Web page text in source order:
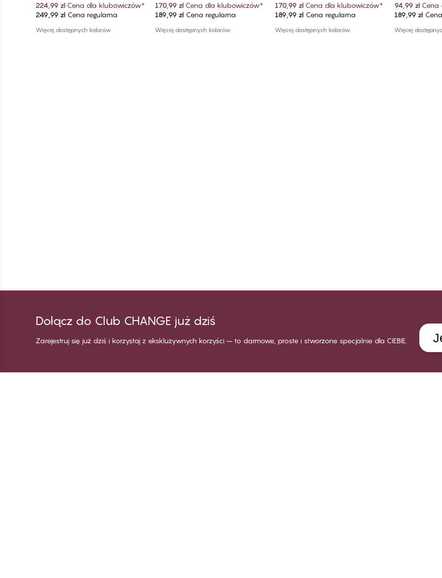
Dodaj do koszyka
224,99 zł Cena dla klubowiczów*
249,99 zł Cena regularna
Więcej dostępnych kolorów
Dodaj do koszyka
170,99 zł Cena dla klubowiczów*
189,99 zł Cena regularna
Więcej dostępnych kolorów
Dodaj do koszyka
170,99 zł Cena dla klubowiczów*
189,99 złCena regularna
Więcej dostępnych kolorów
94,99 zł Cena
189,99 zł
Więcej
Dołącz do Club CHANGE już dziś
Zarejestruj się już dziś i korzystaj z ekskluzywnych korzyści – to darmowe, proste i stworzone specjalnie dla CIEBIE.